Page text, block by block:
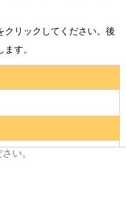
クリックしてください。後
す。